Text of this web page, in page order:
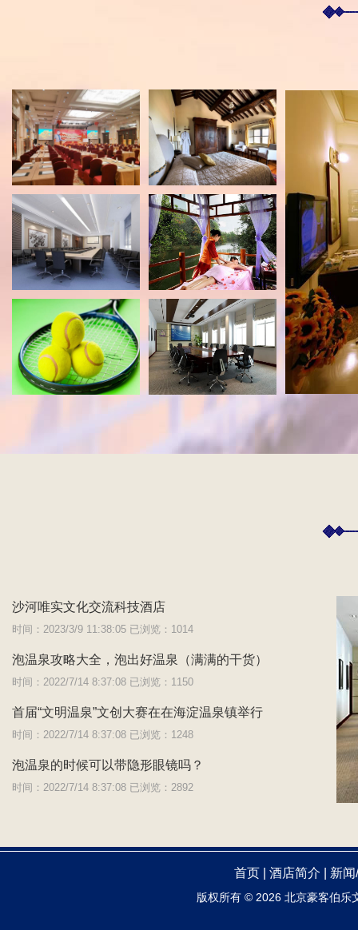
沙河唯实文化交流科技酒店
时间：2023/3/9 11:38:05 已浏览：1014
泡温泉攻略大全，泡出好温泉（满满的干货）
时间：2022/7/14 8:37:08 已浏览：1150
首届“文明温泉”文创大赛在在海淀温泉镇举行
时间：2022/7/14 8:37:08 已浏览：1248
泡温泉的时候可以带隐形眼镜吗？
时间：2022/7/14 8:37:08 已浏览：2892
首页 酒店简介 新
版权所有 © 2026 北京豪客伯乐